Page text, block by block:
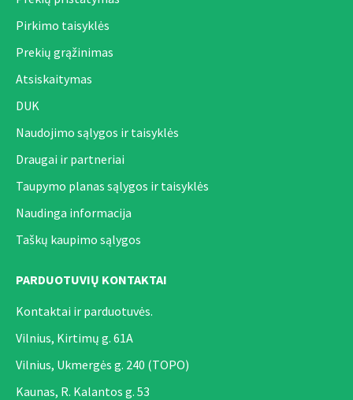
Pirkimo taisyklės
Prekių grąžinimas
Atsiskaitymas
DUK
Naudojimo sąlygos ir taisyklės
Draugai ir partneriai
Taupymo planas sąlygos ir taisyklės
Naudinga informacija
Taškų kaupimo sąlygos
PARDUOTUVIŲ KONTAKTAI
Kontaktai ir parduotuvės.
Vilnius, Kirtimų g. 61A
Vilnius, Ukmergės g. 240 (TOPO)
Kaunas, R. Kalantos g. 53